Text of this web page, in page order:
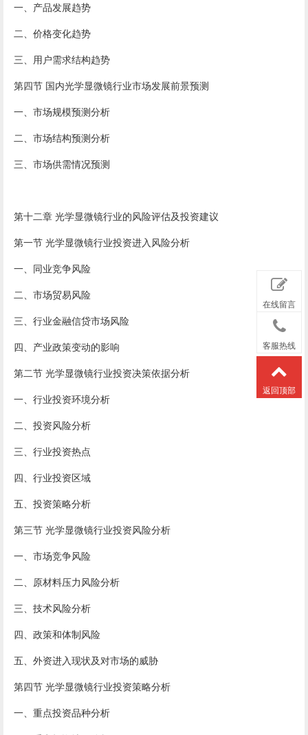
一、产品发展趋势
二、价格变化趋势
三、用户需求结构趋势
第四节 国内光学显微镜行业市场发展前景预测
一、市场规模预测分析
二、市场结构预测分析
三、市场供需情况预测
第十二章 光学显微镜行业的风险评估及投资建议
第一节 光学显微镜行业投资进入风险分析
一、同业竞争风险
二、市场贸易风险
三、行业金融信贷市场风险
四、产业政策变动的影响
第二节 光学显微镜行业投资决策依据分析
一、行业投资环境分析
二、投资风险分析
三、行业投资热点
四、行业投资区域
五、投资策略分析
第三节 光学显微镜行业投资风险分析
一、市场竞争风险
二、原材料压力风险分析
三、技术风险分析
四、政策和体制风险
五、外资进入现状及对市场的威胁
第四节 光学显微镜行业投资策略分析
一、重点投资品种分析
在线留言
客服热线
返回顶部